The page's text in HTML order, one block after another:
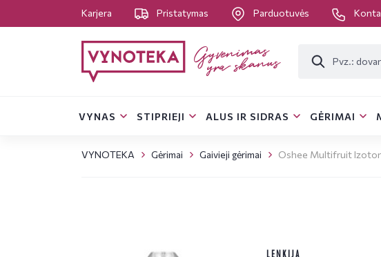
Karjera Pristatymas Parduotuvės
VYNAS STIPRIEJI ALUS IR SIDRAS GĖRIMAI
VYNOTEKA Gėrimai Gaivieji gėrimai Oshee Multifruit
LENKIJA